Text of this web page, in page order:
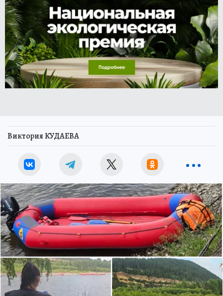
Виктория КУДАЕВА